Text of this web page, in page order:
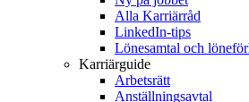
Alla Karriärråd
LinkedIn-tips
Lönesamtal och
Karriärguide
Arbetsrätt
Anställningsavtal